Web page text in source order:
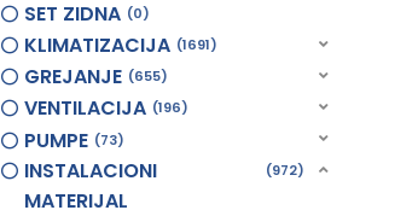
SET ZIDNA 0
KLIMATIZACIJA 1691
GREJANJE 655
VENTILACIJA 196
PUMPE 73
INSTALACIONI
MATERIJAL
972